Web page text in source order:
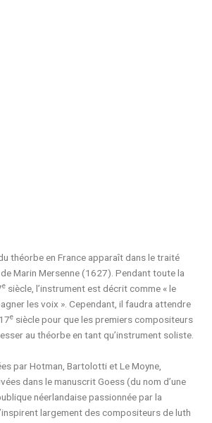
théorbe en France apparaît dans le traité
de Marin Mersenne (1627). Pendant toute la
e siècle, l’instrument est décrit comme « le
les voix ». Cependant, il faudra attendre
e siècle pour que les premiers compositeurs
au théorbe en tant qu’instrument soliste.
par Hotman, Bartolotti et Le Moyne,
dans le manuscrit Goess (du nom d’une
néerlandaise passionnée par la
largement des compositeurs de luth